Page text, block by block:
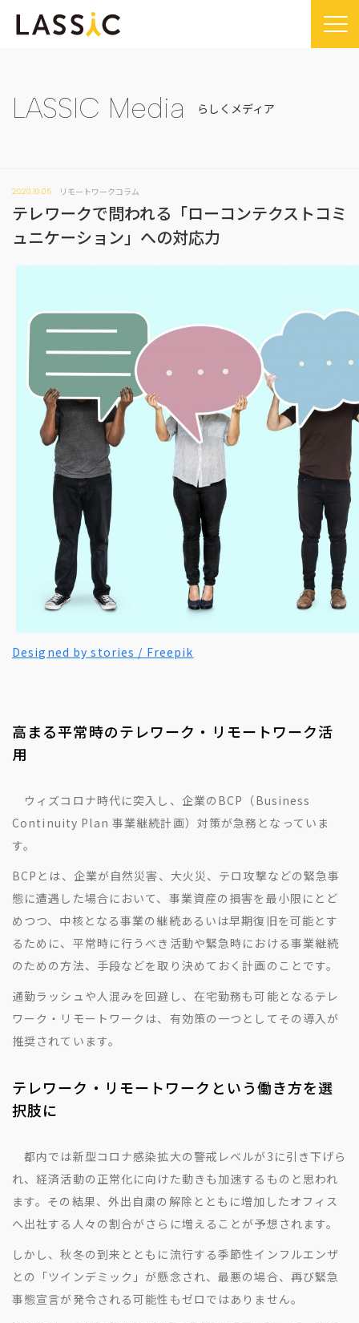
Company
会社概要
代表メッセージ
Remogu（リモグ）・リラシク
Remoguフリーランス
Sustainability TOP
SDGsに対する取り組み
News TOP
ニュース
IR TOP
コーポレート・ガバナンス
ディスクロージャーポリシー
電子公告
Recruit
LASSIC Media TOP
リモートワークコラム
お客さまの声
らしくコラム
Contact
LASSIC Media らしくメディア
2020.10.05 リモートワークコラム
テレワークで問われる「ローコンテクストコミ
ュニケーション」への対応力
Designed by stories / Freepik
高まる平常時のテレワーク・リモートワーク活
用
ウィズコロナ時代に突入し、企業のBCP（Business
Continuity Plan 事業継続計画）対策が急務となっていま
す。
BCPとは、企業が自然災害、大火災、テロ攻撃などの緊急事
態に遭遇した場合において、事業資産の損害を最小限にとど
めつつ、中核となる事業の継続あるいは早期復旧を可能とす
るために、平常時に行うべき活動や緊急時における事業継続
のための方法、手段などを取り決めておく計画のことです。
通勤ラッシュや人混みを回避し、在宅勤務も可能となるテレ
ワーク・リモートワークは、有効策の一つとしてその導入が
推奨されています。
テレワーク・リモートワークという働き方を選
択肢に
都内では新型コロナ感染拡大の警戒レベルが3に引き下げら
れ、経済活動の正常化に向けた動きも加速するものと思われ
ます。その結果、外出自粛の解除とともに増加したオフィス
へ出社する人々の割合がさらに増えることが予想されます。
しかし、秋冬の到来とともに流行する季節性インフルエンザ
との「ツインデミック」が懸念され、最悪の場合、再び緊急
事態宣言が発令される可能性もゼロではありません。